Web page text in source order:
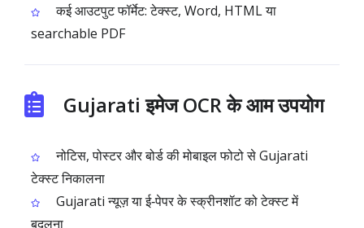
कई आउटपुट फॉर्मेट: टेक्स्ट, Word, HTML या
searchable PDF
Gujarati इमेज OCR के आम उपयोग
नोटिस, पोस्टर और बोर्ड की मोबाइल फोटो से Gujarati
टेक्स्ट निकालना
Gujarati न्यूज़ या ई‑पेपर के स्क्रीनशॉट को टेक्स्ट में
बदलना